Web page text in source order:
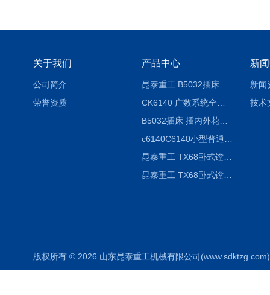
关于我们
公司简介
荣誉资质
产品中心
B5032插床 插内外花键槽 B5020液压立式插床
昆泰重工 TX68卧式镗床 镗孔机 镗缸机
昆泰重工 TX68卧式镗床 镗孔机 镗缸机 单柱
新
新闻
技术
版权所有 © 2026 山东昆泰重工机械有限公司